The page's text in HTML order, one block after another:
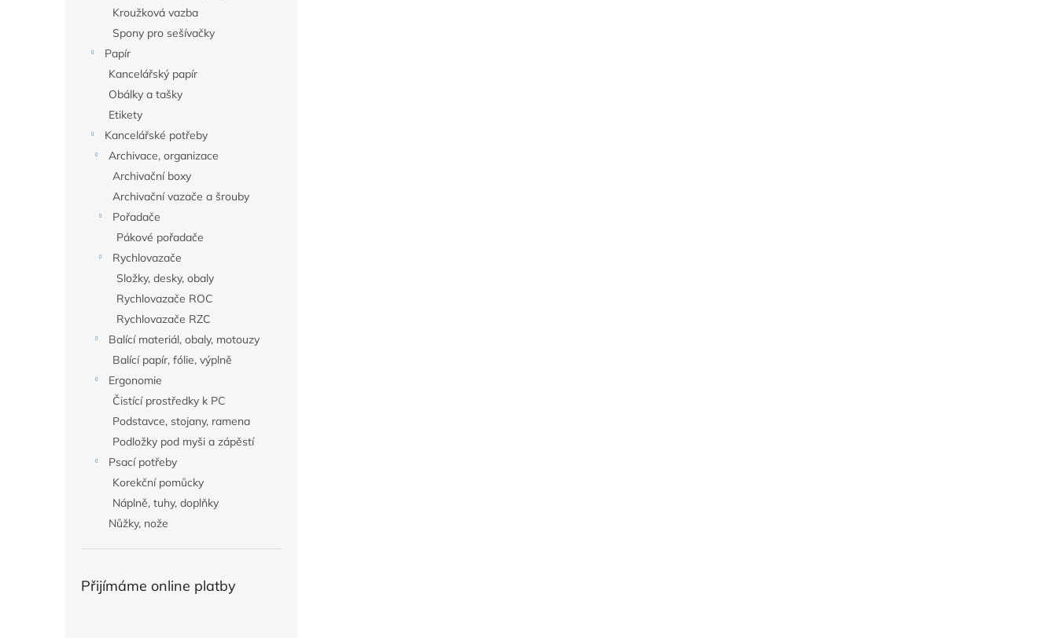
Kroužková vazba
Spony pro sešívačky
Papír
Kancelářský papír
Obálky a tašky
Etikety
Kancelářské potřeby
Archivace, organizace
Archivační boxy
Archivační vazače a šrouby
Pořadače
Pákové pořadače
Rychlovazače
Složky, desky, obaly
Rychlovazače ROC
Rychlovazače RZC
Balící materiál, obaly, motouzy
Balící papír, fólie, výplně
Ergonomie
Čistící prostředky k PC
Podstavce, stojany, ramena
Podložky pod myši a zápěstí
Psací potřeby
Korekční pomůcky
Náplně, tuhy, doplňky
Nůžky, nože
Přijímáme online platby